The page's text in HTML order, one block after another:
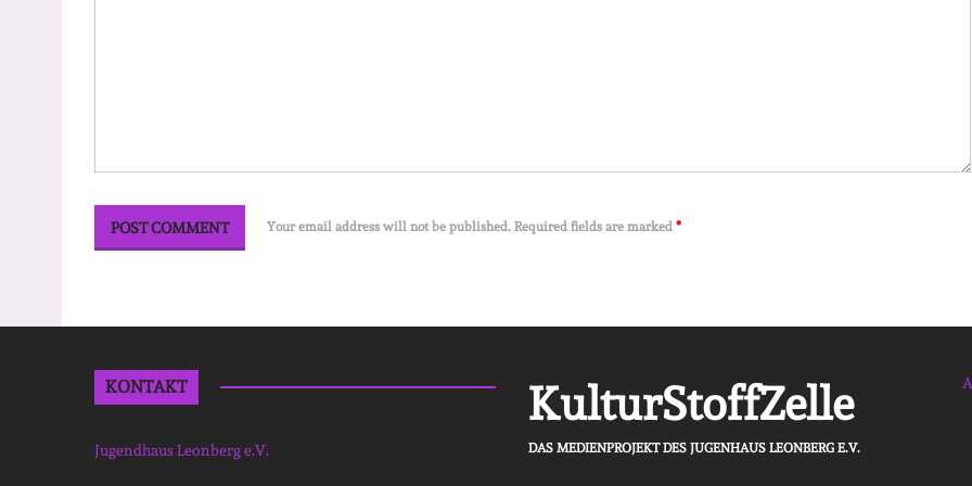
Your email address will not be published. Required fields are marked *
KONTAKT
Jugendhaus Leonberg e.V.
KulturStoffZelle
DAS MEDIENPROJEKT DES JUGENHAUS LEONBERG E.V.